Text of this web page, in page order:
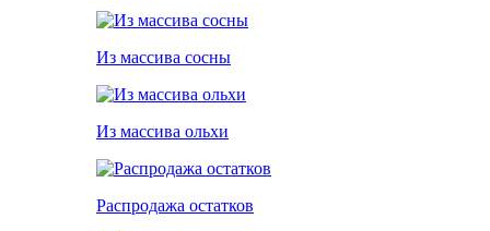
Из массива сосны
Из массива ольхи
Распродажа остатков